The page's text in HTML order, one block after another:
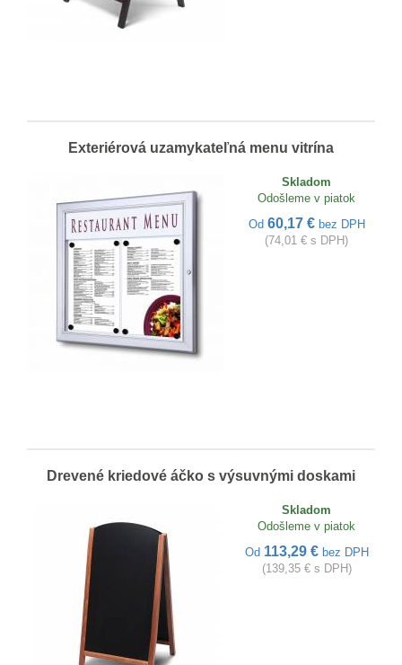
Exteriérová uzamykateľná menu vitrína
Skladom
Odošleme v piatok
Od 60,17 € bez DPH
(74,01 € s DPH)
Drevené kriedové áčko s výsuvnými doskami
Skladom
Odošleme v piatok
Od 113,29 € bez DPH
(139,35 € s DPH)